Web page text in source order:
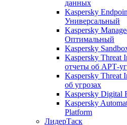
данных
Kaspersky
Универсальный
Kaspersky
Оптимальный
Kaspersky
Kaspersky Threat
отчеты об АРТ-
Kaspersky Threat
об угрозах
Kaspersky Digital
Kaspersky
Platform
ЛидерТаск